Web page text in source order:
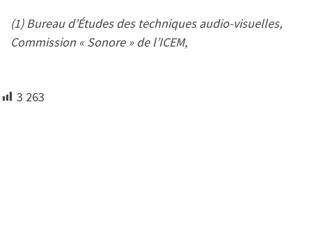
(1) Bureau d’Études des techniques audio-visuelles,
Commission « Sonore » de l’ICEM,
3 263